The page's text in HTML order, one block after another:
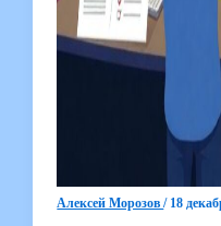
Алексей Морозов/ 18